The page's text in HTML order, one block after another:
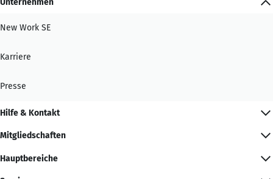
Unternehmen
New Work SE
Karriere
Presse
Hilfe & Kontakt
Mitgliedschaften
Hauptbereiche